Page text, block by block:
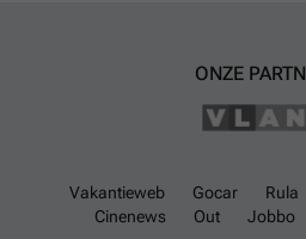
ONZE
Vakantieweb Gocar Rula
Cinenews
Out Jobbo